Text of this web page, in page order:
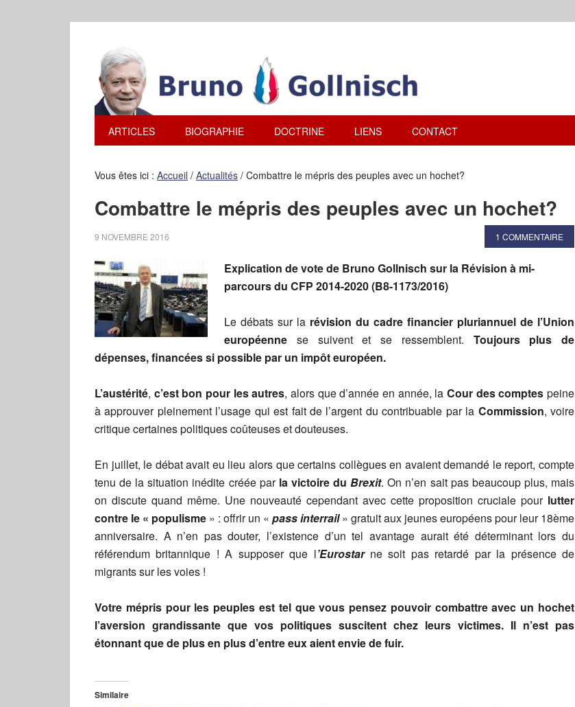
ARTICLES BIOGRAPHIE DOCTRINE LIENS CONTACT
Vous êtes ici : Accueil / Actualités / Combattre le mépris des peuples avec un hochet?
Combattre le mépris des peuples avec un hochet?
9 NOVEMBRE 2016 1 COMMENTAIRE
Explication de vote de Bruno Gollnisch sur la Révision à mi-
parcours du CFP 2014-2020 (B8-1173/2016)
Le débats sur la révision du cadre financier pluriannuel de l’Union
européenne se suivent et se ressemblent. Toujours plus de
dépenses, financées si possible par un impôt européen.
L’austérité, c’est bon pour les autres, alors que d’année en année, la Cour des comptes peine
à approuver pleinement l’usage qui est fait de l’argent du contribuable par la Commission, voire
critique certaines politiques coûteuses et douteuses.
En juillet, le débat avait eu lieu alors que certains collègues en avaient demandé le report, compte
tenu de la situation inédite créée par la victoire duBrexit. On n’en sait pas beaucoup plus, mais
on discute quand même. Une nouveauté cependant avec cette proposition cruciale pour lutter
contre le « populisme » : offrir un « pass interrail» gratuit aux jeunes européens pour leur 18ème
anniversaire. A n’en pas douter, l’existence d’un tel avantage aurait été déterminant lors du
référendum britannique ! A supposer que l’Eurostarne soit pas retardé par la présence de
migrants sur les voies !
Votre mépris pour les peuples est tel que vous pensez pouvoir combattre avec un hochet
l’aversion grandissante que vos politiques suscitent chez leurs victimes. Il n’est pas
étonnant que de plus en plus d’entre eux aient envie de fuir.
Similaire